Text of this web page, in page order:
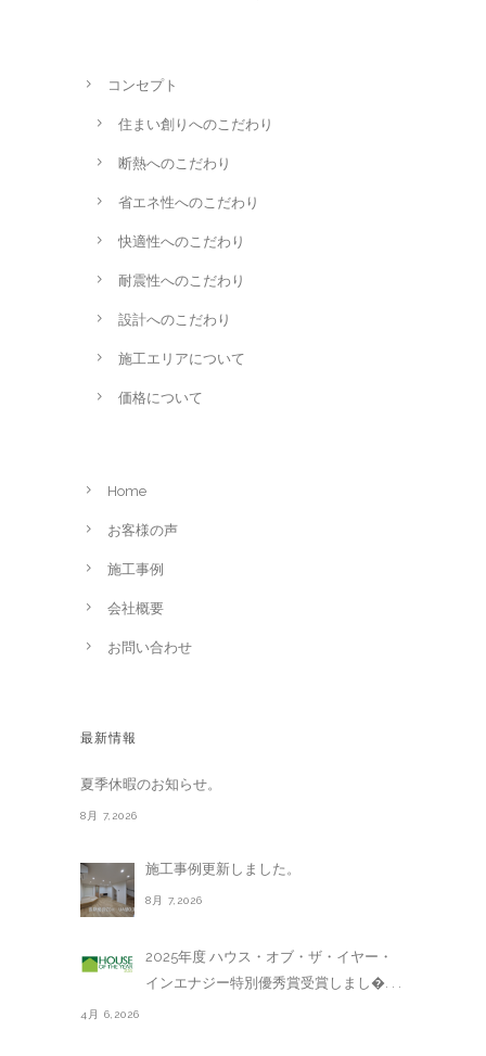
コンセプト
住まい創りへのこだわり
断熱へのこだわり
省エネ性へのこだわり
快適性へのこだわり
耐震性へのこだわり
設計へのこだわり
施工エリアについて
価格について
Home
お客様の声
施工事例
会社概要
お問い合わせ
最新情報
夏季休暇のお知らせ。
8月 7,2026
施工事例更新しました。
8月 7,2026
2025年度 ハウス・オブ・ザ・イヤー・
インエナジー特別優秀賞受賞しまし�. . .
4月 6,2026